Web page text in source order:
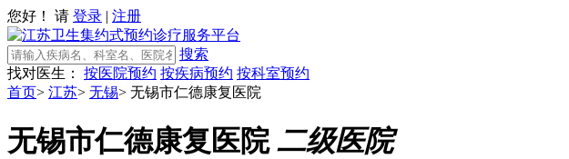
您好！ 请 登录 | 注册
搜索
找对医生：
按医院预约 按疾病预约 按科室预约
首页> 江苏> 无锡> 无锡市仁德康复医院
无锡市仁德康复医院二级医院